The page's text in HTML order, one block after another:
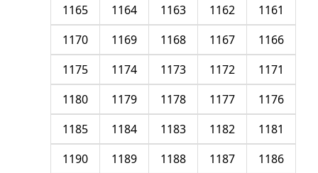
1161
1162
1163
1164
1165
1166
1167
1168
1169
1170
1171
1172
1173
1174
1175
1176
1177
1178
1179
1180
1181
1182
1183
1184
1185
1186
1187
1188
1189
1190